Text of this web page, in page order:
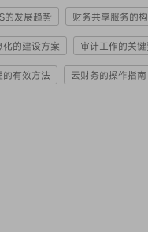
的发展趋势 财务共享服务的
化的建设方案 审计工作的关
的有效方法 云财务的操作指南